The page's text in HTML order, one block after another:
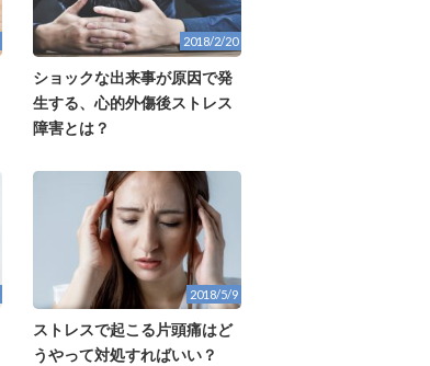
2018/2/20
ショックな出来事が原因で発
生する、心的外傷後ストレス
障害とは？
2018/5/9
ストレスで起こる片頭痛はど
うやって対処すればいい？